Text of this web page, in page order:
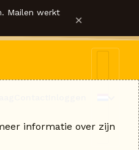
Mailen werkt ×
informatie over zijn